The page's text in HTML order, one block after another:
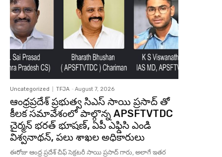
Uncategorized TFJA - August 7, 2026
ఆంధ్రప్రదేశ్ ప్రభుత్వ సిఎస్ సాయి ప్రసాద్ తో
కీలక సమావేశంలో పాల్గొన్న APSFTVTDC
చైర్మన్ భరత్ భూషణ్, ఏపీ ఎఫ్డిసి ఎండి
విశ్వనాథన్, పలు శాఖల అధికారులు
ఈరోజు ఆంధ్ర ప్రదేశ్ చీఫ్ సెక్రటరీ సాయి ప్రసాద్ గారు, అలాగే ఇతర